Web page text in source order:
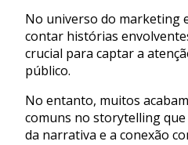
No universo do marketing
contar histórias
crucial para captar a
público.
No entanto, muitos
comuns no storytelling
da narrativa e a conexão